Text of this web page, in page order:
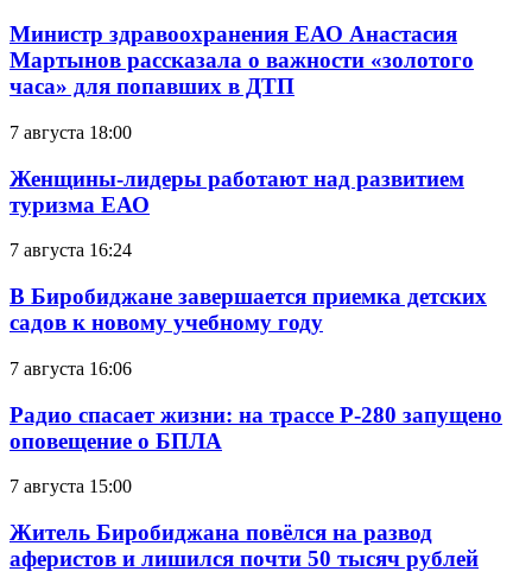
Министр здравоохранения ЕАО Анастасия
Мартынов рассказала о важности «золотого
часа» для попавших в ДТП
7 августа 18:00
Женщины-лидеры работают над развитием
туризма ЕАО
7 августа 16:24
В Биробиджане завершается приемка детских
садов к новому учебному году
7 августа 16:06
Радио спасает жизни: на трассе Р-280 запущено
оповещение о БПЛА
7 августа 15:00
Житель Биробиджана повёлся на развод
аферистов и лишился почти 50 тысяч рублей